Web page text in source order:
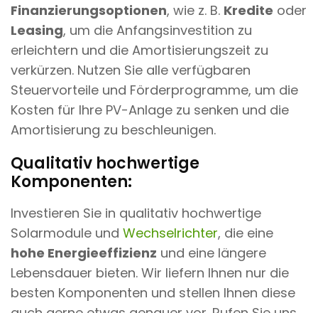
Finanzierungsoptionen, wie z. B. Kredite oder
Leasing, um die Anfangsinvestition zu
erleichtern und die Amortisierungszeit zu
verkürzen. Nutzen Sie alle verfügbaren
Steuervorteile und Förderprogramme, um die
Kosten für Ihre PV-Anlage zu senken und die
Amortisierung zu beschleunigen.
Qualitativ hochwertige
Komponenten:
Investieren Sie in qualitativ hochwertige
Solarmodule und Wechselrichter, die eine
hohe Energieeffizienz und eine längere
Lebensdauer bieten. Wir liefern Ihnen nur die
besten Komponenten und stellen Ihnen diese